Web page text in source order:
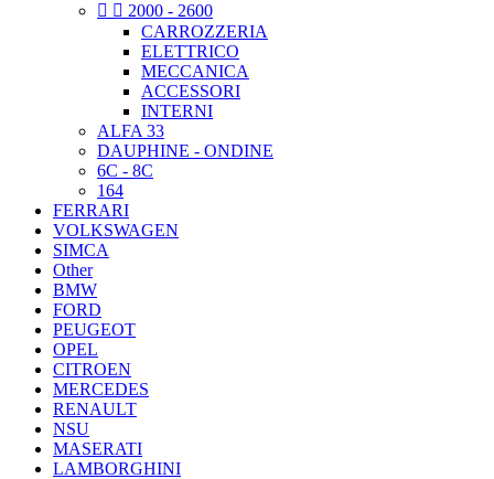
  2000 - 2600
CARROZZERIA
ELETTRICO
MECCANICA
ACCESSORI
INTERNI
ALFA 33
DAUPHINE - ONDINE
6C - 8C
164
FERRARI
VOLKSWAGEN
SIMCA
Other
BMW
FORD
PEUGEOT
OPEL
CITROEN
MERCEDES
RENAULT
NSU
MASERATI
LAMBORGHINI